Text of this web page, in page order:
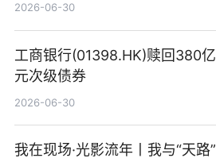
2026-06-30
工商银行(01398.HK)赎回380亿
元次级债券
2026-06-30
我在现场·光影流年丨我与“天路”